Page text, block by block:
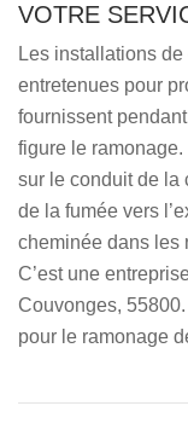
VOTRE
Les installations
entretenues pour
fournissent
figure le ramonage.
sur le conduit de la
de la fumée vers
cheminée dans les
C’est une
Couvonges,
pour le ramonage